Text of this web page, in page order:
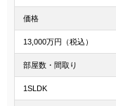
価格
13,000万円（税込）
部屋数・間取り
1SLDK